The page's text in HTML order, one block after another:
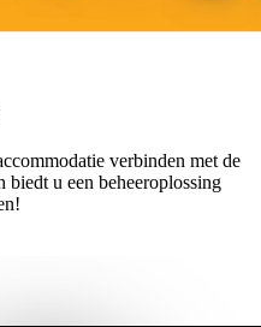
verbinden met de
biedt u een beheeroplossing